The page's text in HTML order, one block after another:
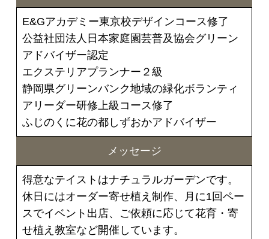
E&Gアカデミー東京校デザインコース修了
公益社団法人日本家庭園芸普及協会グリーン
アドバイザー認定
エクステリアプランナー２級
静岡県グリーンバンク地域の緑化ボランティ
アリーダー研修上級コース修了
ふじのくに花の都しずおかアドバイザー
メッセージ
得意なテイストはナチュラルガーデンです。
休日にはオーダー寄せ植え制作、月に1回ペー
スでイベント出店、ご依頼に応じて花育・寄
せ植え教室など開催しています。